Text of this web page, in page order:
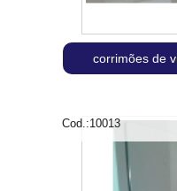
corrimões de
Cod.:10013